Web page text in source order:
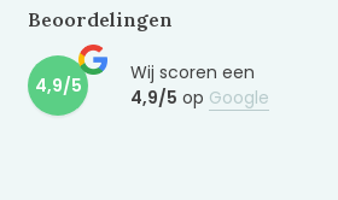
Beoordelingen
4,9/5
Wij scoren een
4,9/5 op Google